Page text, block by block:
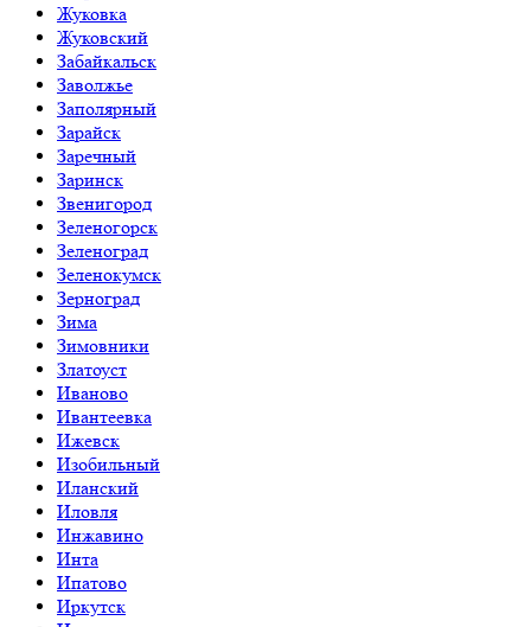
Жуковка
Жуковский
Забайкальск
Заволжье
Заполярный
Зарайск
Заречный
Заринск
Звенигород
Зеленогорск
Зеленоград
Зеленокумск
Зерноград
Зима
Зимовники
Златоуст
Иваново
Ивантеевка
Ижевск
Изобильный
Иланский
Иловля
Инжавино
Инта
Ипатово
Иркутск